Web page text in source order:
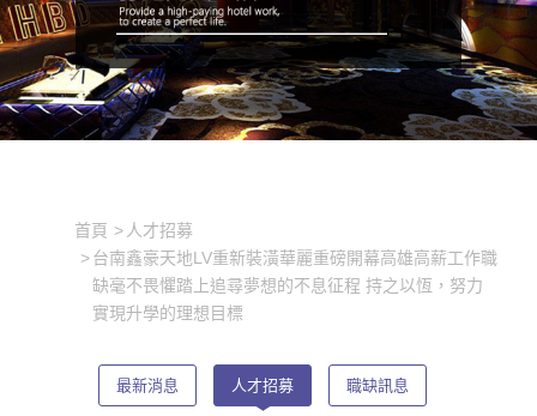
首頁
人才招募
台南鑫豪天地LV重新裝潢華麗重磅開幕高雄高薪工作職
缺毫不畏懼踏上追尋夢想的不息征程 持之以恆，努力
實現升學的理想目標
最新消息 人才招募 職缺訊息